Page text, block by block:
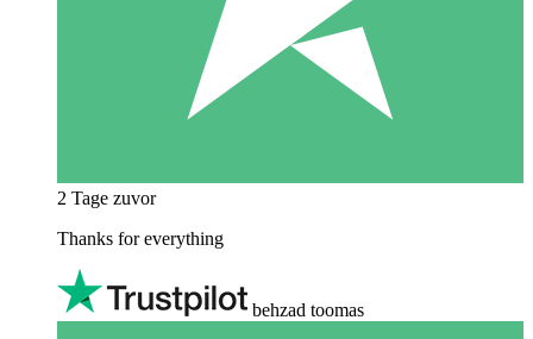
2 Tage zuvor
Thanks for everything
behzad toomas